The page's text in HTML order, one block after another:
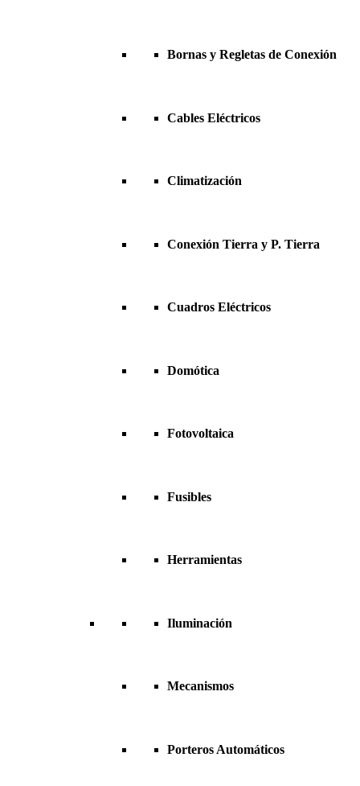
Bornas y Regletas de Conexión
Cables Eléctricos
Climatización
Conexión Tierra y P. Tierra
Cuadros Eléctricos
Domótica
Fotovoltaica
Fusibles
Herramientas
Iluminación
Mecanismos
Porteros Automáticos